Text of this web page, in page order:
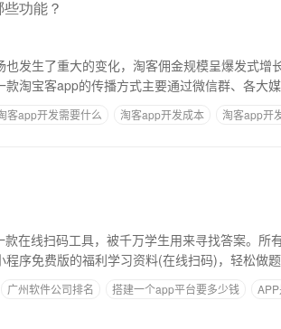
功能？
发生了重大的变化，淘客佣金规模呈爆发式增
淘宝客app的传播方式主要通过微信群、各大
客app开发需要什么 淘客app开发成本 淘客app开
在线扫码工具，被千万学生用来寻找答案。所
序免费版的福利学习资料(在线扫码)，轻松做
广州软件公司排名 搭建一个app平台要多少钱